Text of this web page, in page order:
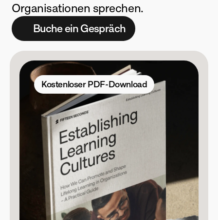
Organisationen sprechen.
Buche ein Gespräch
Kostenloser PDF-Download